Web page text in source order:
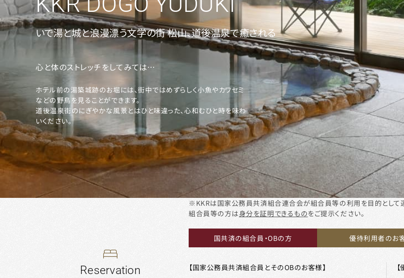
K
K
R
道
後
ゆ
いで湯と城と浪漫漂う文学の街 松山、道後温泉で癒される
心と体のストレッチをしてみては…
ホテル前の湯築城跡のお堀には、街中ではめずらしく小魚やカワセミ
などの野鳥を見ることができます。
道後温泉街のにぎやかな風景とはひと味違った、心和むひと時を味わ
いください。
※KKRは国家公務員共済組合連合会が組合員等の利用を目的として
組合員等の方は身分を証明できるものをご提示ください。
国共済の組合員・OBの方 優待利用者のお
【国家公務員共済組合員とそのOBのお客様】